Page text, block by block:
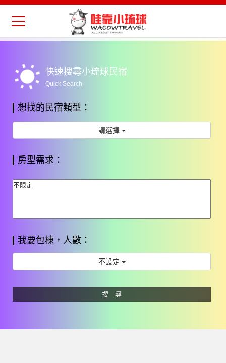
Previous
wb_sunny 快速搜尋小琉球民宿
Quick Search
想找的民宿類型：
請選擇
房型需求：
我要包棟，人數：
不設定
搜 尋